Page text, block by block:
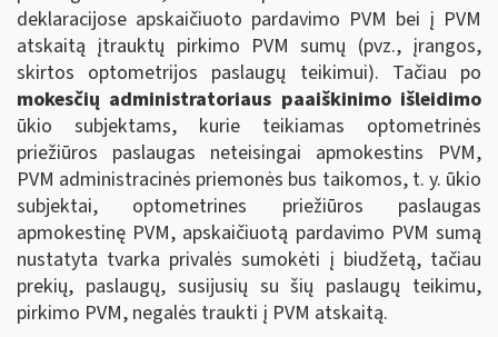
deklaracijose apskaičiuoto pardavimo PVM bei į PVM
atskaitą įtrauktų pirkimo PVM sumų (pvz., įrangos,
skirtos optometrijos paslaugų teikimui). Tačiau po
mokesčių administratoriaus paaiškinimo išleidimo
ūkio subjektams, kurie teikiamas optometrinės
priežiūros paslaugas neteisingai apmokestins PVM,
PVM administracinės priemonės bus taikomos, t. y. ūkio
subjektai, optometrines priežiūros paslaugas
apmokestinę PVM, apskaičiuotą pardavimo PVM sumą
nustatyta tvarka privalės sumokėti į biudžetą, tačiau
prekių, paslaugų, susijusių su šių paslaugų teikimu,
pirkimo PVM, negalės traukti į PVM atskaitą.